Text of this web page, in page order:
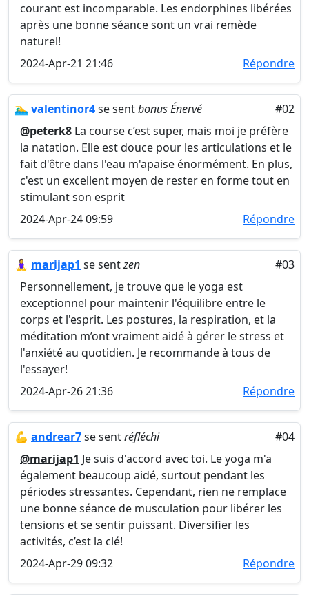
courant est incomparable. Les endorphines libérées
après une bonne séance sont un vrai remède
naturel!
2024-Apr-21 21:46
Répondre
🏊‍♂️ valentinor4se sentbonus Énervé
#02
@peterk8 La course c’est super, mais moi je préfère
la natation. Elle est douce pour les articulations et le
fait d'être dans l'eau m'apaise énormément. En plus,
c'est un excellent moyen de rester en forme tout en
stimulant son esprit
2024-Apr-24 09:59
Répondre
🧘‍♀️ marijap1 se sentzen
#03
Personnellement, je trouve que le yoga est
exceptionnel pour maintenir l'équilibre entre le
corps et l'esprit. Les postures, la respiration, et la
méditation m’ont vraiment aidé à gérer le stress et
l'anxiété au quotidien. Je recommande à tous de
l'essayer!
2024-Apr-26 21:36
Répondre
💪 andrear7se sentréfléchi
#04
@marijap1 Je suis d'accord avec toi. Le yoga m'a
également beaucoup aidé, surtout pendant les
périodes stressantes. Cependant, rien ne remplace
une bonne séance de musculation pour libérer les
tensions et se sentir puissant. Diversifier les
activités, c’est la clé!
2024-Apr-29 09:32
Répondre